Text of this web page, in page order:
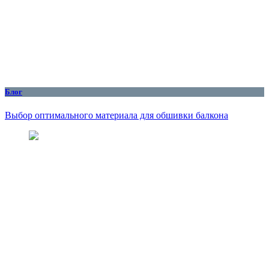
Блог
Выбор оптимального материала для обшивки балкона